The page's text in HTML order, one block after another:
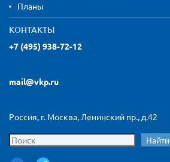
Планы
КОНТАКТЫ
+7 (495) 938-72-12
mail@vkp.ru
Россия, г. Москва, Ленинский пр., д.42
Найти